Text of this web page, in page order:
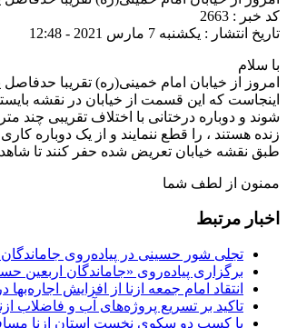
کد خبر : 2663
تاریخ انتشار : یکشنبه 7 مارس 2021 - 12:48
با سلام
امروز از خیابان امام خمینی(ره) تقریبا
اینجاست که این قسمت از خیابان در نقشه
شوند و دوباره درختانی با اختلاف تقریبی چند
زنده هستند ، را قطع ننمایند و از یک دوباره
طبق نقشه خیابان تعریض شده حفر کنند تا شاهد
ممنون از لطف شما
اخبار مرتبط
تجلی شور حسینی در پیاده‌روی جاماندگان
برگزاری پیاده‌روی «جاماندگان اربعین
انتقاد امام جمعه ازنا از افزایش اجاره‌بها
تاکید بر تسریع پروژه‌های آب و فاضلاب
با کسب دو سکوی نخست استان ازنا